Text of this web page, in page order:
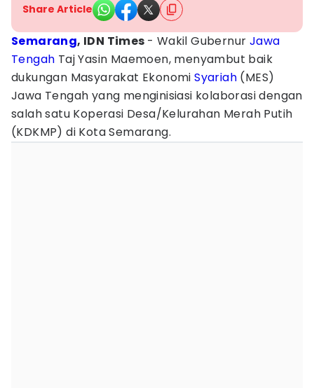
Share Article
Semarang, IDN Times - Wakil Gubernur Jawa
Tengah Taj Yasin Maemoen, menyambut baik
dukungan Masyarakat EkonomiSyariah (MES)
Jawa Tengah yang menginisiasi kolaborasi dengan
salah satu Koperasi Desa/Kelurahan Merah Putih
(KDKMP) di Kota Semarang.